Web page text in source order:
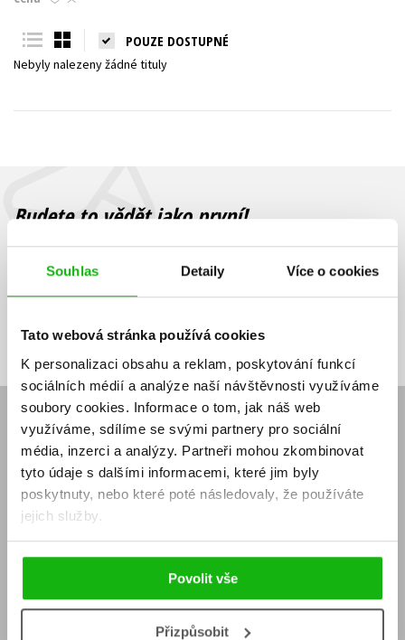
Souhlas Detaily Více o cookies
Tato webová stránka používá cookies
K personalizaci obsahu a reklam, poskytování funkcí
sociálních médií a analýze naší návštěvnosti využíváme
soubory cookies. Informace o tom, jak náš web
využíváme, sdílíme se svými partnery pro sociální
média, inzerci a analýzy. Partneři mohou zkombinovat
tyto údaje s dalšími informacemi, které jim byly
poskytnuty, nebo které poté následovaly, že používáte
jejich služby.
Povolit vše
Přizpůsobit
Young adult (SK)
Všechny tituly
POUZE DOSTUPNÉ
Nebyly nalezeny žádné tituly
Budete to vědět jako první!
Zajímá Vás, jaký knižní hit právě vychází, na jaké zboží je výhodná
sleva, jaká běží soutěž o ceny? Přihlášením k odběru našich e-
souhlasíte se zpracováním osobních údajů
mailová
adresa
mailová
adresa
Vaše e-mailová adresa Přihlásit se
E-SHOP
Aktuality
Naši autoři
Obchodní podmínky
Jak nakoupit
Knižní novinky
Dárkové poukazy
Affiliate program
KONTAKTY
Kontakty Albatros Media